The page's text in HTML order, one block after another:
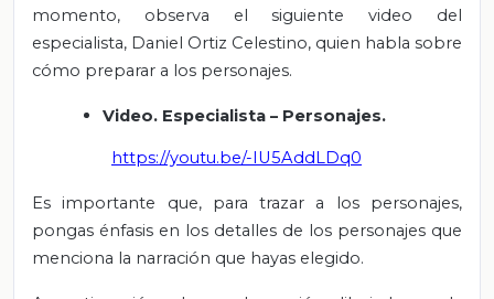
momento, observa el siguiente video del
especialista, Daniel Ortiz Celestino, quien habla sobre
cómo preparar a los personajes.
Video. Especialista – Personajes.
https://youtu.be/-IU5AddLDq0
Es importante que, para trazar a los personajes,
pongas énfasis en los detalles de los personajes que
menciona la narración que hayas elegido.